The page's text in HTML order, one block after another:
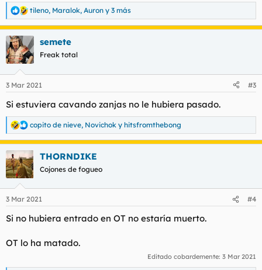
R
e
a
c
c
i
e
:
tileno, Maralok, Auron y 3 más
semete
Freak total
3 Mar 2021 #3
Si estuviera cavando zanjas no le hubiera pasado.
R
e
a
c
c
i
e
s
:
copito de nieve, Novichok y hitsfromthebong
THORNDIKE
Cojones de fogueo
3 Mar 2021 #4
Si no hubiera entrado en OT no estaría muerto.
OT lo ha matado.
Editado cobardemente: 3 Mar 2021